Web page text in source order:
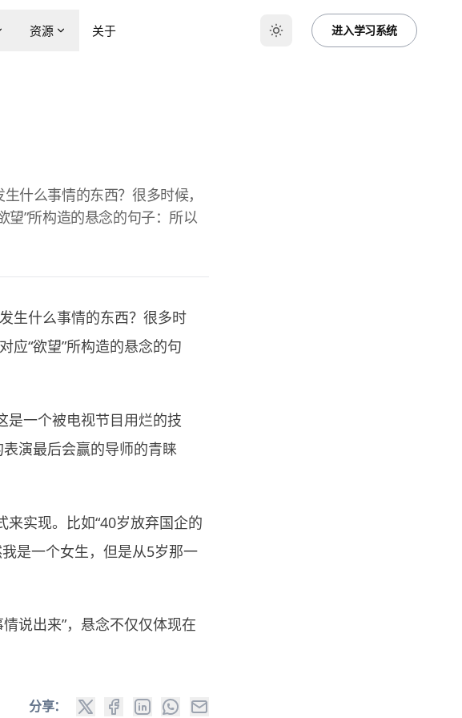
资源 关于 进入学习系统
什么事情的东西？很多时候，
望”所构造的悬念的句子：所以
生什么事情的东西？很多时
应“欲望”所构造的悬念的句
是一个被电视节目用烂的技
演最后会赢的导师的青睐
来实现。比如“40岁放弃国企的
是一个女生，但是从5岁那一
说出来”，悬念不仅仅体现在
分享：